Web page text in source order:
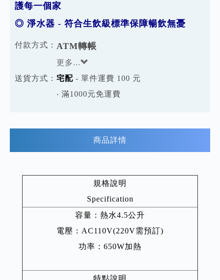
護每一個家
◎ 淨水器 - 符合生飲級標準保障暢飲無憂
付款方式： ATM轉帳
更多...
送貨方式： 宅配 - 單件運費 100 元
‧ 滿1000元免運費
商品詳情
規格說明
Specification
容量：熱水4.5公升
電壓：AC110V(220V需預訂)
功率：650W加熱
特點說明